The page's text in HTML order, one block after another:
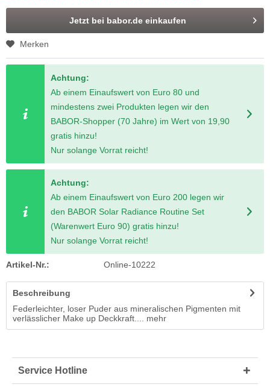
Jetzt bei babor.de einkaufen
Merken
Achtung:
Ab einem Einaufswert von Euro 80 und
mindestens zwei Produkten legen wir den
BABOR-Shopper (70 Jahre) im Wert von 19,90
gratis hinzu!
Nur solange Vorrat reicht!
Achtung:
Ab einem Einaufswert von Euro 200 legen wir
den BABOR Solar Radiance Routine Set
(Warenwert Euro 90) gratis hinzu!
Nur solange Vorrat reicht!
Artikel-Nr.: Online-10222
Beschreibung
Federleichter, loser Puder aus mineralischen Pigmenten mit
verlässlicher Make up Deckkraft....
mehr
Service Hotline